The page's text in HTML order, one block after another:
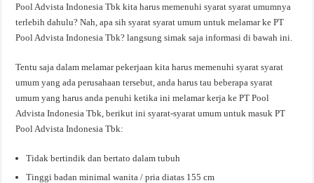
Pool Advista Indonesia Tbk kita harus memenuhi syarat syarat umumnya
terlebih dahulu? Nah, apa sih syarat syarat umum untuk melamar ke PT
Pool Advista Indonesia Tbk? langsung simak saja informasi di bawah ini.
Tentu saja dalam melamar pekerjaan kita harus memenuhi syarat syarat
umum yang ada perusahaan tersebut, anda harus tau beberapa syarat
umum yang harus anda penuhi ketika ini melamar kerja ke PT Pool
Advista Indonesia Tbk, berikut ini syarat-syarat umum untuk masuk PT
Pool Advista Indonesia Tbk:
Tidak bertindik dan bertato dalam tubuh
Tinggi badan minimal wanita / pria diatas 155 cm